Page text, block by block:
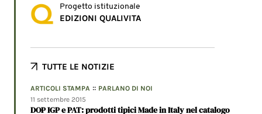
Progetto istituzionale
EDIZIONI QUALIVITA
TUTTE LE NOTIZIE
ARTICOLI STAMPA :: PARLANO DI NOI
11 settembre 2015
DOP IGP e PAT: prodotti tipici Made in Italy nel catalogo